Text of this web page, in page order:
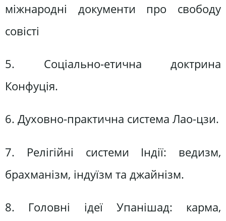
міжнародні документи про свободу
совісті
5. Соціально-етична доктрина
Конфуція.
6. Духовно-практична система Лао-цзи.
7. Релігійні системи Індії: ведизм,
брахманізм, індуїзм та джайнізм.
8. Головні ідеї Упанішад: карма,